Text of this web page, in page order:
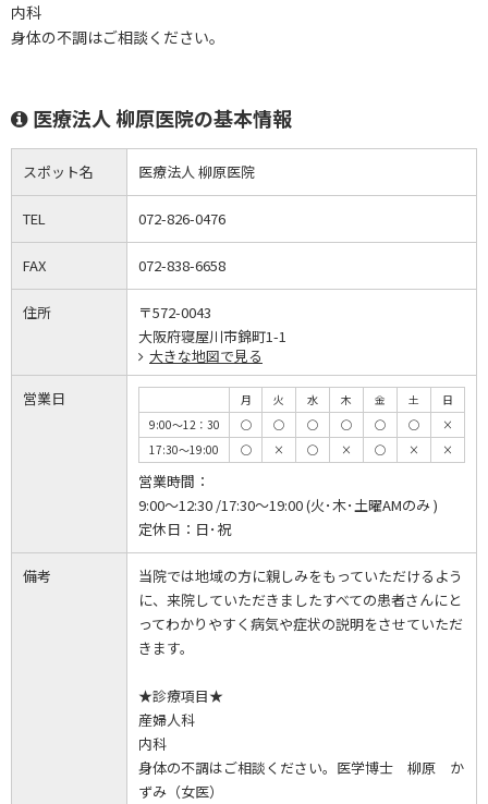
内科
身体の不調はご相談ください。
医療法人 柳原医院の基本情報
スポット名 医療法人 柳原医院
TEL 072-826-0476
FAX 072-838-6658
住所
〒572-0043
大阪府寝屋川市錦町1-1
大きな地図で見る
営業日 月 火 水 木 金 土
日
9:00～12：30
◯ ◯ ◯ ◯ ◯ ◯
×
17:30～19:00
◯ × ◯ × ◯ × ×
営業時間：
9:00～12:30 /17:30～19:00 (火･木･土曜AMのみ )
定休日： 日･祝
備考
当院では地域の方に親しみをもっていただけるよう
に、来院していただきましたすべての患者さんにと
ってわかりやすく病気や症状の説明をさせていただ
きます。
★診療項目★
産婦人科
内科
身体の不調はご相談ください。医学博士 柳原 か
ずみ（女医）